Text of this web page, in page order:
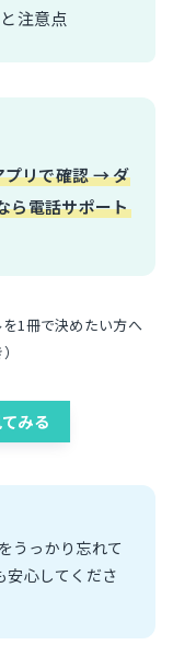
注意点
プリで確認 → ダ
ら電話サポート
1冊で決めたい方へ
みる
うっかり忘れて
安心してくださ